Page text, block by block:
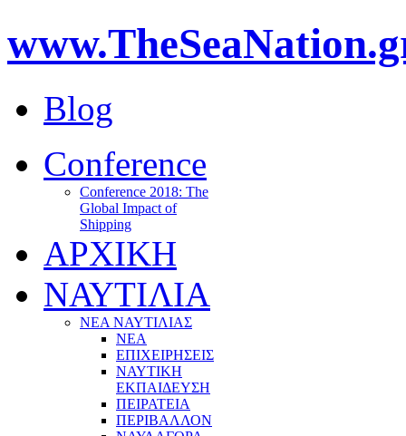
Blog
Conference
Conference 2018: The
Global Impact of
Shipping
ΑΡΧΙΚΗ
ΝΑΥΤΙΛΙΑ
ΝΕΑ ΝΑΥΤΙΛΙΑΣ
ΝΕΑ
ΕΠΙΧΕΙΡΗΣΕΙΣ
ΝΑΥΤΙΚΗ
ΕΚΠΑΙΔΕΥΣΗ
ΠΕΙΡΑΤΕΙΑ
ΠΕΡΙΒΑΛΛΟΝ